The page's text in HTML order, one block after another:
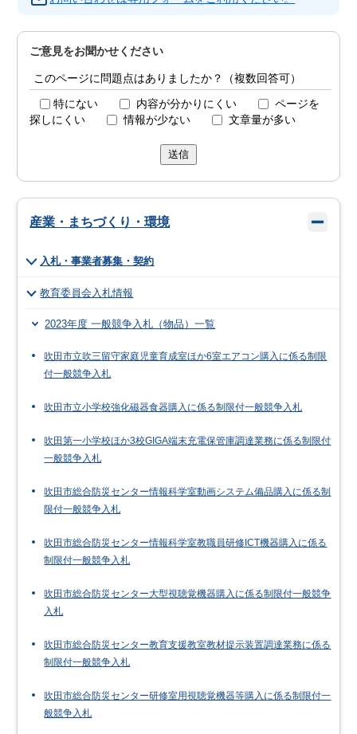
ご意見をお聞かせください
このページに問題点はありましたか？（複数回答可）
特にない 内容が分かりにくい
ページを
探しにくい
情報が少ない 文章量が多い
送信
産業・まちづくり・環境
入札・事業者募集・契約
教育委員会入札情報
2023年度 一般競争入札（物品）一覧
吹田市立吹三留守家庭児童育成室ほか6室エアコン購入に係る制限
付一般競争入札
吹田市立小学校強化磁器食器購入に係る制限付一般競争入札
吹田第一小学校ほか3校GIGA端末充電保管庫調達業務に係る制限付
一般競争入札
吹田市総合防災センター情報科学室動画システム備品購入に係る制
限付一般競争入札
吹田市総合防災センター情報科学室教職員研修ICT機器購入に係る
制限付一般競争入札
吹田市総合防災センター大型視聴覚機器購入に係る制限付一般競争
入札
吹田市総合防災センター教育支援教室教材提示装置調達業務に係る
制限付一般競争入札
吹田市総合防災センター研修室用視聴覚機器等購入に係る制限付一
般競争入札